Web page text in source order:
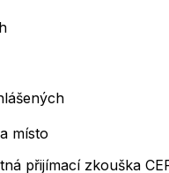
místo
přijímací zkouška